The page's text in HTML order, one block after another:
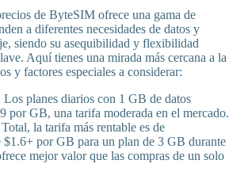
de ByteSIM ofrece una gama de
a diferentes necesidades de datos y
siendo su asequibilidad y flexibilidad
Aquí tienes una mirada más cercana a la
y factores especiales a considerar:
Los planes diarios con 1 GB de datos
por GB, una tarifa moderada en el mercado.
la tarifa más rentable es de
$1.6+ por GB para un plan de 3 GB durante
mejor valor que las compras de un solo